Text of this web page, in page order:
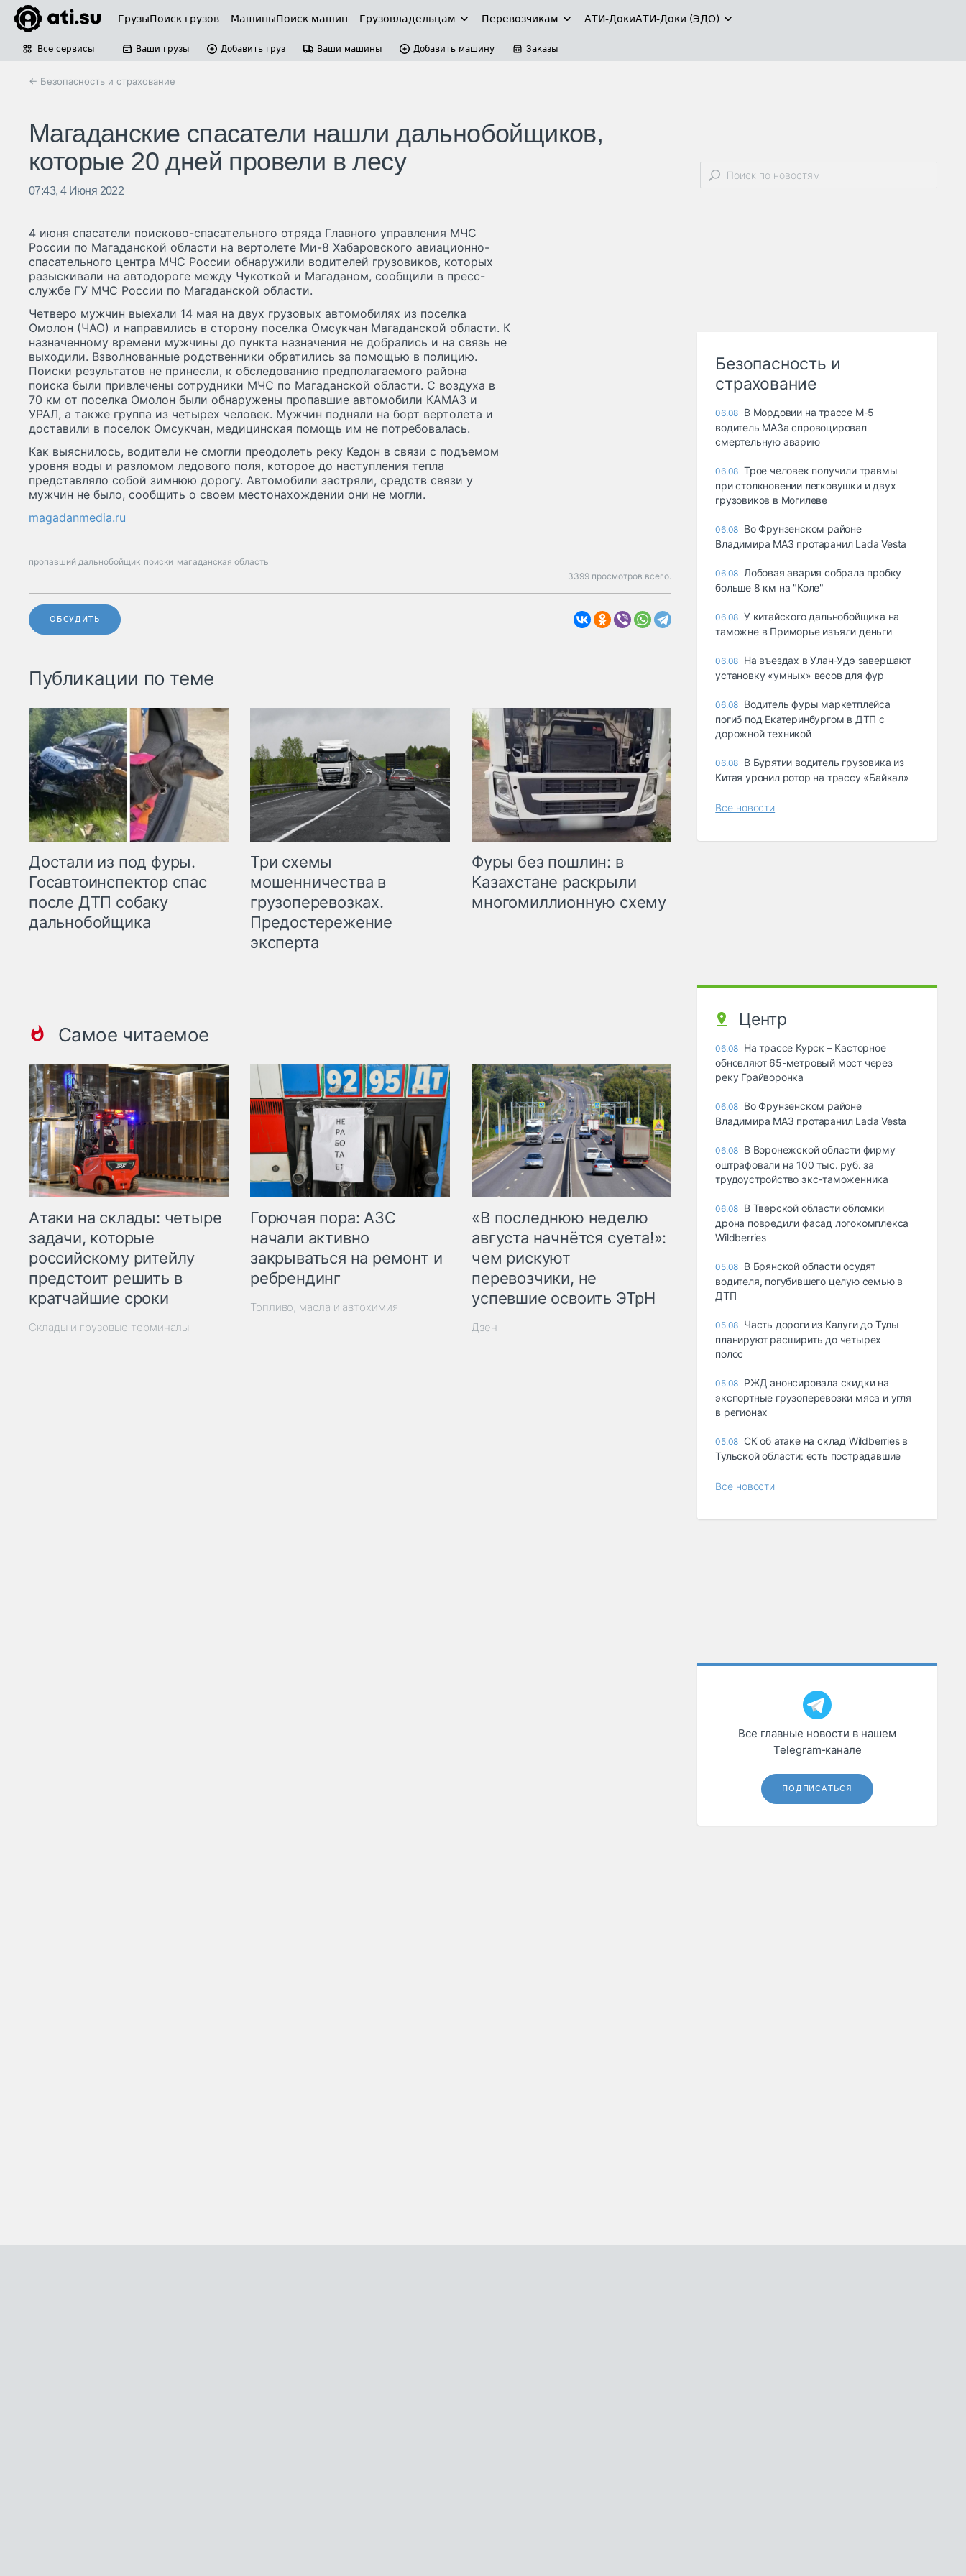
ГрузыПоиск грузов МашиныПоиск машин Грузовладельцам Перевозчикам АТИ-ДокиАТИ-Доки (ЭДО)
Все сервисы Ваши грузы Добавить груз Ваши машины Добавить машину Заказы
← Безопасность и страхование
Магаданские спасатели нашли дальнобойщиков,
которые 20 дней провели в лесу
07:43, 4 Июня 2022
4 июня спасатели поисково-спасательного отряда Главного управления МЧС
России по Магаданской области на вертолете Ми-8 Хабаровского авиационно-
спасательного центра МЧС России обнаружили водителей грузовиков, которых
разыскивали на автодороге между Чукоткой и Магаданом, сообщили в пресс-
службе ГУ МЧС России по Магаданской области.
Четверо мужчин выехали 14 мая на двух грузовых автомобилях из поселка
Омолон (ЧАО) и направились в сторону поселка Омсукчан Магаданской области. К
назначенному времени мужчины до пункта назначения не добрались и на связь не
выходили. Взволнованные родственники обратились за помощью в полицию.
Поиски результатов не принесли, к обследованию предполагаемого района
поиска были привлечены сотрудники МЧС по Магаданской области. С воздуха в
70 км от поселка Омолон были обнаружены пропавшие автомобили КАМАЗ и
УРАЛ, а также группа из четырех человек. Мужчин подняли на борт вертолета и
доставили в поселок Омсукчан, медицинская помощь им не потребовалась.
Как выяснилось, водители не смогли преодолеть реку Кедон в связи с подъемом
уровня воды и разломом ледового поля, которое до наступления тепла
представляло собой зимнюю дорогу. Автомобили застряли, средств связи у
мужчин не было, сообщить о своем местонахождении они не могли.
magadanmedia.ru
пропавший дальнобойщик поиски магаданская область
3399 просмотров всего.
ОБСУДИТЬ
Публикации по теме
Достали из под фуры.
Госавтоинспектор спас
после ДТП собаку
дальнобойщика
Три схемы
мошенничества в
грузоперевозках.
Предостережение
эксперта
Фуры без пошлин: в
Казахстане раскрыли
многомиллионную схему
Самое читаемое
Атаки на склады: четыре
задачи, которые
российскому ритейлу
предстоит решить в
кратчайшие сроки
Склады и грузовые терминалы
Горючая пора: АЗС
начали активно
закрываться на ремонт и
ребрендинг
Топливо, масла и автохимия
«В последнюю неделю
августа начнётся суета!»:
чем рискуют
перевозчики, не
успевшие освоить ЭТрН
Дзен
Безопасность и
страхование
06.08 В Мордовии на трассе М-5
водитель МАЗа спровоцировал
смертельную аварию
06.08 Трое человек получили травмы
при столкновении легковушки и двух
грузовиков в Могилеве
06.08 Во Фрунзенском районе
Владимира МАЗ протаранил Lada Vesta
06.08 Лобовая авария собрала пробку
больше 8 км на "Коле"
06.08 У китайского дальнобойщика на
таможне в Приморье изъяли деньги
06.08 Ha въeздax в Улaн-Удэ зaвepшaют
ycтaнoвкy «yмныx» вecoв для фyp
06.08 Водитель фуры маркетплейса
погиб под Екатеринбургом в ДТП с
дорожной техникой
06.08 В Бурятии водитель грузовика из
Китая уронил ротор на трассу «Байкал»
Все новости
Центр
06.08 На трассе Курск – Касторное
обновляют 65-метровый мост через
реку Грайворонка
06.08 Во Фрунзенском районе
Владимира МАЗ протаранил Lada Vesta
06.08 В Воронежской области фирму
оштрафовали на 100 тыс. руб. за
трудоустройство экс-таможенника
06.08 В Тверской области обломки
дрона повредили фасад логокомплекса
Wildberries
05.08 В Брянской области осудят
водителя, погубившего целую семью в
ДТП
05.08 Часть дороги из Калуги до Тулы
планируют расширить до четырех
полос
05.08 РЖД анонсировала скидки на
экспортные грузоперевозки мяса и угля
в регионах
05.08 СК об атаке на склад Wildberries в
Тульской области: есть пострадавшие
Все новости
Все главные новости в нашем
Telegram‑канале
ПОДПИСАТЬСЯ